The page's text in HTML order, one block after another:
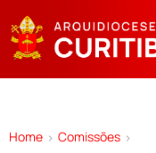
Home > Comissões >